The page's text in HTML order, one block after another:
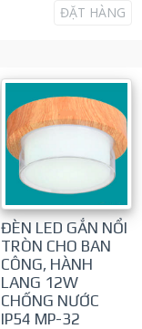
ĐẶT HÀNG
ĐÈN LED GẮN NỔI
TRÒN CHO BAN
CÔNG, HÀNH
LANG 12W
CHỐNG NƯỚC
IP54 MP-32